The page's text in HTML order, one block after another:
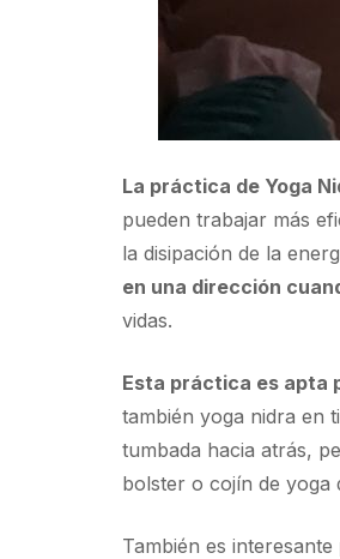
La práctica de Yoga
pueden trabajar más
la disipación de la
en una dirección
vidas.
Esta práctica es apta
también yoga nidra en
tumbada hacia atrás,
bolster o cojín de yoga
También es interesante